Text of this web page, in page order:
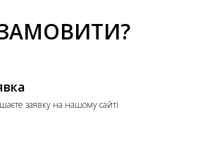
заявку на нашому сайті